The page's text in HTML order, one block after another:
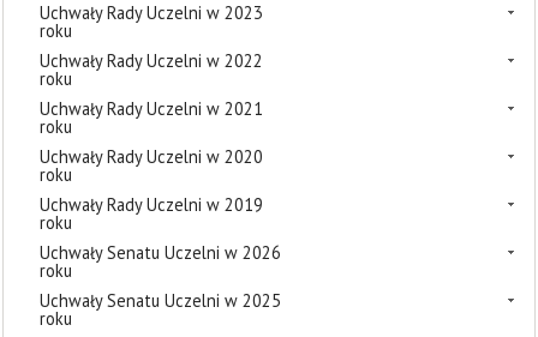
Uchwały Rady Uczelni w 2023
roku
Uchwały Rady Uczelni w 2022
roku
Uchwały Rady Uczelni w 2021
roku
Uchwały Rady Uczelni w 2020
roku
Uchwały Rady Uczelni w 2019
roku
Uchwały Senatu Uczelni w 2026
roku
Uchwały Senatu Uczelni w 2025
roku